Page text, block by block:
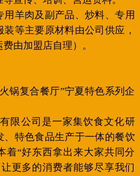
用羊肉及副产品、炒料、专用
等主要原材料由公司供应，
由加盟店自理）。
锅复合餐厅”宁夏特色系列企
限公司是一家集饮食文化研
、特色食品生产于一体的餐饮
着“好东西拿出来大家共同分
更多的消费者能够尽享我们